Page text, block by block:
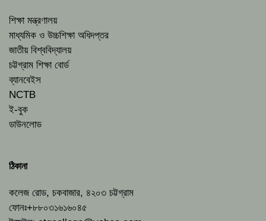
শিক্ষা মন্ত্রণালয়
মাধ্যমিক ও উচ্চশিক্ষা অধিদপ্তর
জাতীয় বিশ্ববিদ্যালয়
চট্টগ্রাম শিক্ষা বোর্ড
ব্যানবেইস
NCTB
ই-বুক
ডাউনলোড
ঠিকানা
কলেজ রোড, চকবাজার, ৪২০৩ চট্টগ্রাম
ফোনঃ+৮৮০৩১৬১৬০৪৫